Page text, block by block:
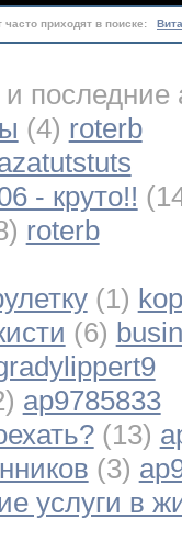
часто приходят в поиске:
и последние
(4) roterb
- круто!!
roterb
(1)
(6)
ap9785833
(13)
(3)
услуги в